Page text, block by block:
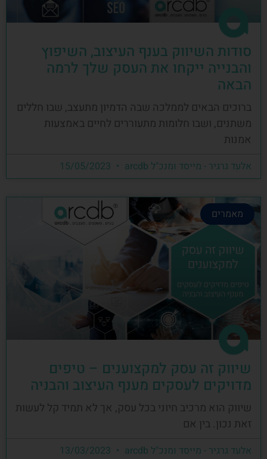
סודות השיווק בענף העיצוב, השיפוץ
והבנייה ייקחו את העסק שלך לרמה
הבאה
ברוכים הבאים לממלכה שבה הדמיון מתעצב, שבו חללים
משתנים, ושבו חלומות מתעוררים לחיים באמצעות
אמנות
אלעד גרגיר - מייסד ומנכ"ל arcdb
מאמרים
שיווק זה עסק למקצוענים – טיפים
מדויקים לעסקים מענף העיצוב והבניה
שיווק הוא מרכיב חיוני בכל עסק, אך לא תמיד קל לעשות
זאת נכון. בין אם
אלעד גרגיר - מייסד ומנכ"ל arcdb